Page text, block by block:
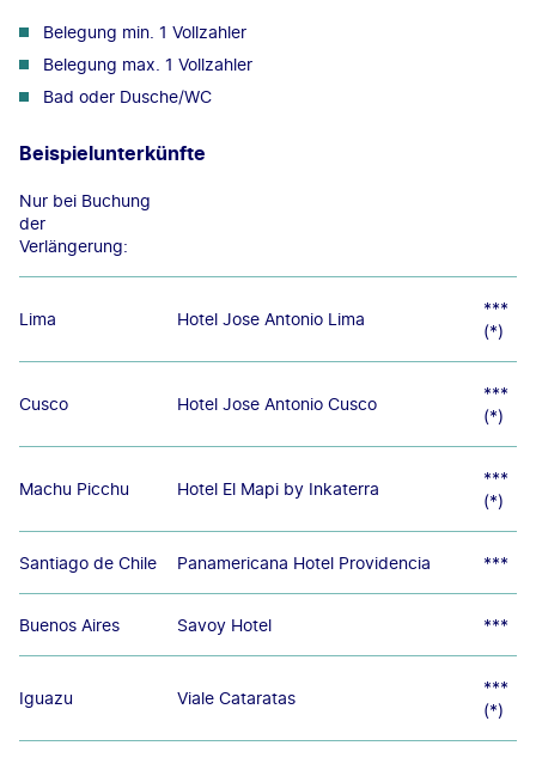
Belegung min. 1 Vollzahler
Belegung max. 1 Vollzahler
Bad oder Dusche/WC
Beispielunterkünfte
Nur bei Buchung
der
Verlängerung:
Lima Hotel Jose Antonio Lima
***
(*)
Cusco Hotel Jose Antonio Cusco
***
(*)
Machu Picchu Hotel El Mapi by Inkaterra
***
(*)
Santiago de Chile Panamericana Hotel Providencia ***
Buenos Aires Savoy Hotel ***
Iguazu Viale Cataratas
***
(*)